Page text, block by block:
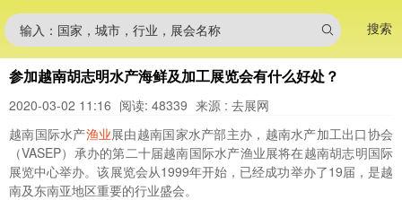
输入：国家，城市，行业，展会名称 搜索
参加越南胡志明水产海鲜及加工展览会有什么好处？
2020-03-02 11:16 阅读: 48339 来源 : 去展网
越南国际水产渔业展由越南国家水产部主办，越南水产加工出口协会
（VASEP）承办的第二十届越南国际水产渔业展将在越南胡志明国际
展览中心举办。该展览会从1999年开始，已经成功举办了19届，是越
南及东南亚地区重要的行业盛会。